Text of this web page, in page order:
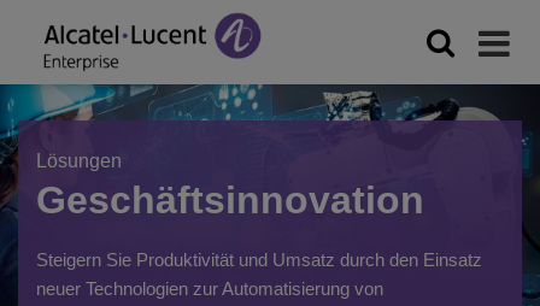
Lösungen
Geschäftsinnovation
Steigern Sie Produktivität und Umsatz durch den Einsatz
neuer Technologien zur Automatisierung von